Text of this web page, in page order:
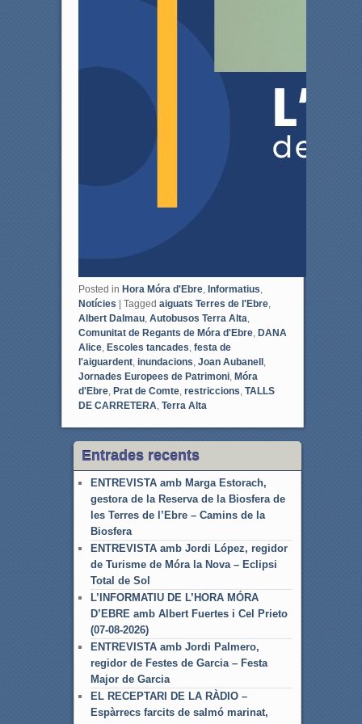
Posted in Hora Móra d'Ebre, Informatius,
Notícies
Tagged aiguats Terres de l'Ebre,
Albert Dalmau, Autobusos Terra Alta,
Comunitat de Regants de Móra d'Ebre, DANA
Alice, Escoles tancades, festa de
l'aiguardent, inundacions, Joan Aubanell ,
Jornades Europees de Patrimoni, Móra
d'Ebre, Prat de Comte, restriccions, TALLS
DE CARRETERA, Terra Alta
Entrades recents
ENTREVISTA amb Marga Estorach,
gestora de la Reserva de la Biosfera de
les Terres de l’Ebre – Camins de la
Biosfera
ENTREVISTA amb Jordi López, regidor
de Turisme de Móra la Nova – Eclipsi
Total de Sol
L’INFORMATIU DE L’HORA MÓRA
D’EBRE amb Albert Fuertes i Cel Prieto
(07-08-2026)
ENTREVISTA amb Jordi Palmero,
regidor de Festes de Garcia – Festa
Major de Garcia
EL RECEPTARI DE LA RÀDIO –
Espàrrecs farcits de salmó marinat,